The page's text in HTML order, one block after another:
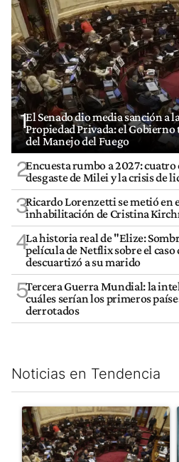
1El Senado dio media sanción a
Propiedad Privada: el Gobierno
del Manejo del Fuego
2Encuesta rumbo a 2027:
desgaste de Milei y la crisis de
3Ricardo Lorenzetti se metió en
inhabilitación de Cristina
4La historia real de "Elize:
película de Netflix sobre el caso
descuartizó a su marido
5Tercera Guerra Mundial: la
cuáles serían los primeros
derrotados
Noticias en Tendencia
Un artículo de tendencia con el